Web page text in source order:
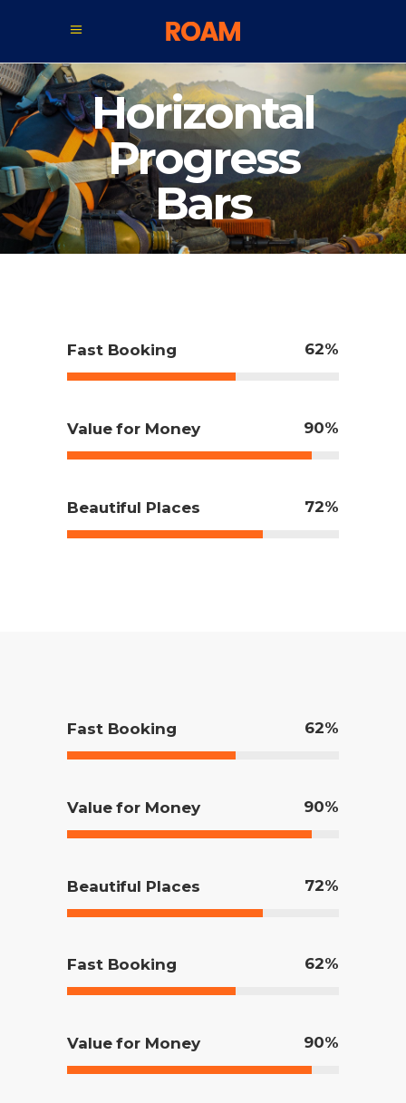
Horizontal
Progress
Bars
Fast Booking 62
Value for Money 90
Beautiful Places 72
Fast Booking 62
Value for Money 90
Beautiful Places 72
Fast Booking 62
Value for Money 90